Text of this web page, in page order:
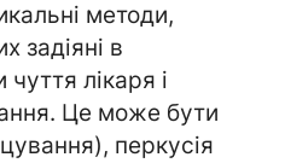
методи,
задіяні в
лікаря і
Це може бути
перкусія